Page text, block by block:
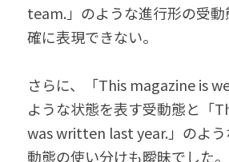
team.」のような進行形の受
確に表現できない。
さらに、「This magazine is
ような状態を表す受動態と「
was written last year.」のよ
動態の使い分けも曖昧でした。